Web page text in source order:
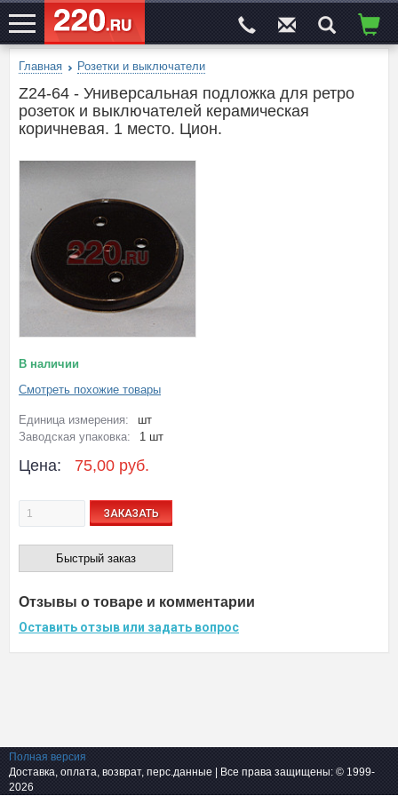
ЭЛЕКТРОСАЙТ№1
Главная Розетки и выключатели
Z24-64 - Универсальная подложка для ретро
розеток и выключателей керамическая
коричневая. 1 место. Цион.
В наличии
Смотреть похожие товары
Единица измерения:
шт
Заводская упаковка:
1 шт
Цена: 75,00 руб.
ЗАКАЗАТЬ
Быстрый заказ
Отзывы о товаре и комментарии
Оставить отзыв или задать вопрос
Полная версия
Доставка, оплата, возврат, перс.данные | Все права защищены: © 1999-
2026